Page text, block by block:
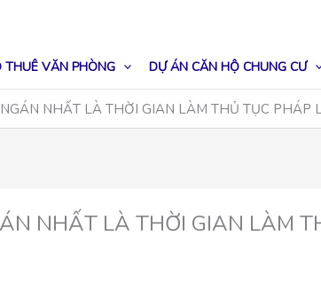
THUÊ VĂN PHÒNG DỰ ÁN CĂN HỘ CHUNG CƯ
NHẤT LÀ THỜI GIAN LÀM THỦ TỤC PHÁP
NHẤT LÀ THỜI GIAN LÀM